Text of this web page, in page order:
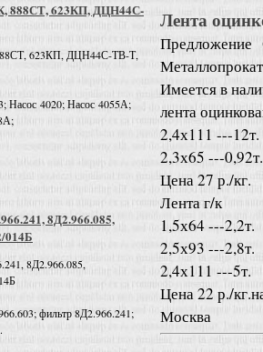
888СТ, 623КП, ДЦН44С-
623КП, ДЦН44С-ТВ-Т,
Насос 4020; Насос 4055А;
8Д2.966.085,
014Б
8Д2.966.085,
фильтр 8Д2.966.241;
Лента
Предложение
Имеется в
лента
2,4х111 ---12т.
2,3х65 ---0,92т.
Цена 27 р./кг.
Лента г/к
1,5х64 ---2,2т.
2,5х93 ---2,8т.
2,4х111 ---5т.
Цена 22 р./
Москва